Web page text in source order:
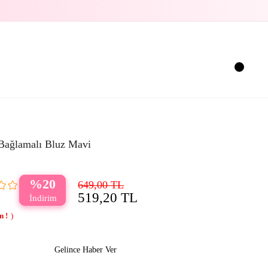
Bluz Mavi
20 649,00 TL
519,20 TL
Gelince Haber Ver